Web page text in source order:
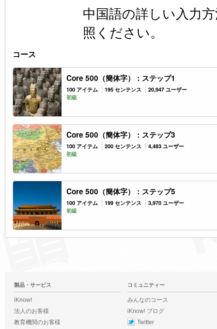
中国語の詳しい入力
照ください。
コース
Core 500（簡体字）：ステップ1
100 アイテム 195 センテンス
20,947 ユーザー
初級
Core 500（簡体字）：ステップ3
100 アイテム 200 センテンス
4,483 ユーザー
初級
Core 500（簡体字）：ステップ5
100 アイテム 199 センテンス
3,970 ユーザー
初級
製品・サービス
iKnow!
法人のお客様
教育機関のお客様
コミュニティー
みんなのコース
iKnow! ブログ
Twitter